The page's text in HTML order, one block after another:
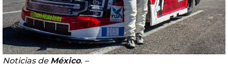
Noticias de México. –